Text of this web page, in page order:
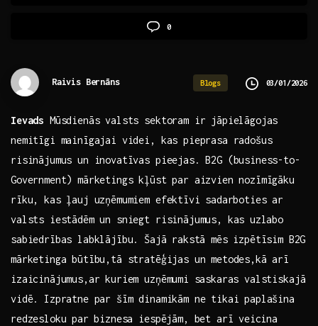
0
Raivis Bernāns Blogs 03/01/2026
Ievads Mūsdienās valsts sektoram ir jāpielāgojas
nemitīgi mainīgajai ‌videi, kas pieprasa radošus
risinājumus un inovatīvas‍ pieejas. B2G (business-to-
Government) mārketings kļūst par aizvien nozīmīgāku
rīku, kas ļauj uzņēmumiem efektīvi⁣ sadarboties ar
valsts iestādēm un sniegt risinājumus, kas ⁢uzlabo
sabiedrības labklājību. Šajā⁣ rakstā mēs izpētīsim⁢ B2G
mārketinga būtību,tā stratēģijas un metodes,kā arī
izaicinājumus,ar kuriem uzņēmumi⁢ saskaras valstiskajā
vidē. Izpratne par šīm dinamikām ne tikai paplašina
redzesloku par⁣ biznesa‍ iespējām, bet ‍arī⁤ veicina